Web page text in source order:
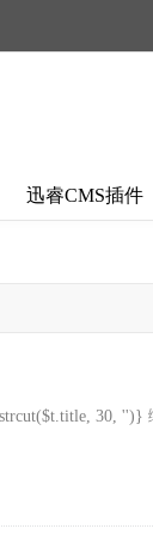
迅睿CMS插件
30, '')}